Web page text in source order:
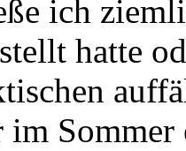
ich
hatte
im